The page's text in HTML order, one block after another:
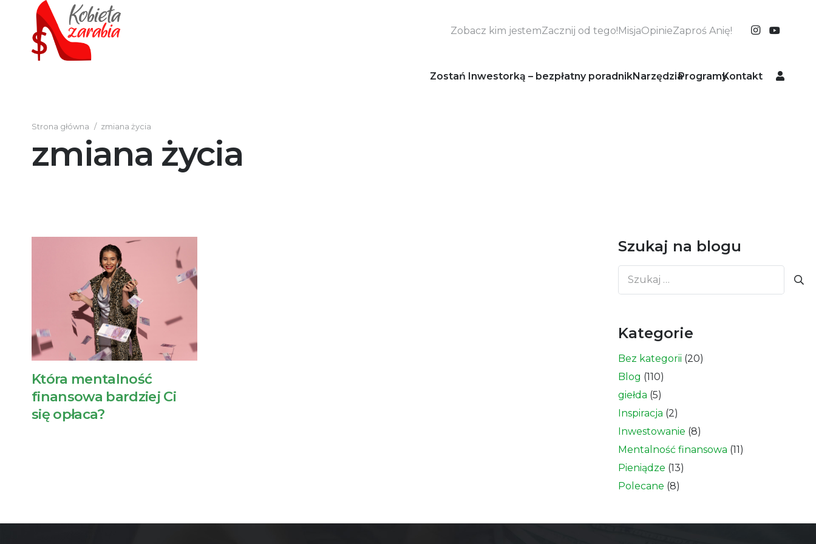
Zobacz kim jestemZacznij od tego!MisjaOpinieZaproś Anię!
Zostań Inwestorką – bezpłatny poradnikNarzędziaProgramyKontakt
Strona główna / zmiana życia
zmiana życia
Która mentalność
finansowa bardziej Ci
się opłaca?
Szukaj na blogu
Szukaj:
Kategorie
Bez kategorii (20)
Blog (110)
giełda (5)
Inspiracja (2)
Inwestowanie (8)
Mentalność finansowa (11)
Pieniądze (13)
Polecane (8)